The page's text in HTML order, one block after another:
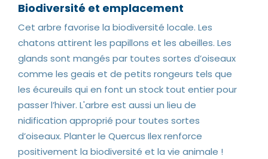
Biodiversité et emplacement
Cet arbre favorise la biodiversité locale. Les
chatons attirent les papillons et les abeilles. Les
glands sont mangés par toutes sortes d’oiseaux
comme les geais et de petits rongeurs tels que
les écureuils qui en font un stock tout entier pour
passer l’hiver. L'arbre est aussi un lieu de
nidification approprié pour toutes sortes
d’oiseaux. Planter le Quercus Ilex renforce
positivement la biodiversité et la vie animale !